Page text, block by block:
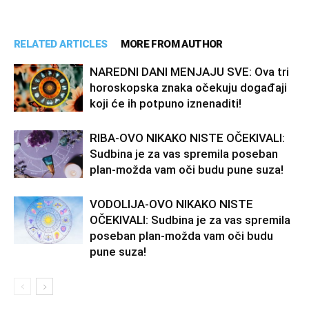
RELATED ARTICLES MORE FROM AUTHOR
NAREDNI DANI MENJAJU SVE: Ova tri
horoskopska znaka očekuju događaji
koji će ih potpuno iznenaditi!
RIBA-OVO NIKAKO NISTE OČEKIVALI:
Sudbina je za vas spremila poseban
plan-možda vam oči budu pune suza!
VODOLIJA-OVO NIKAKO NISTE
OČEKIVALI: Sudbina je za vas spremila
poseban plan-možda vam oči budu
pune suza!